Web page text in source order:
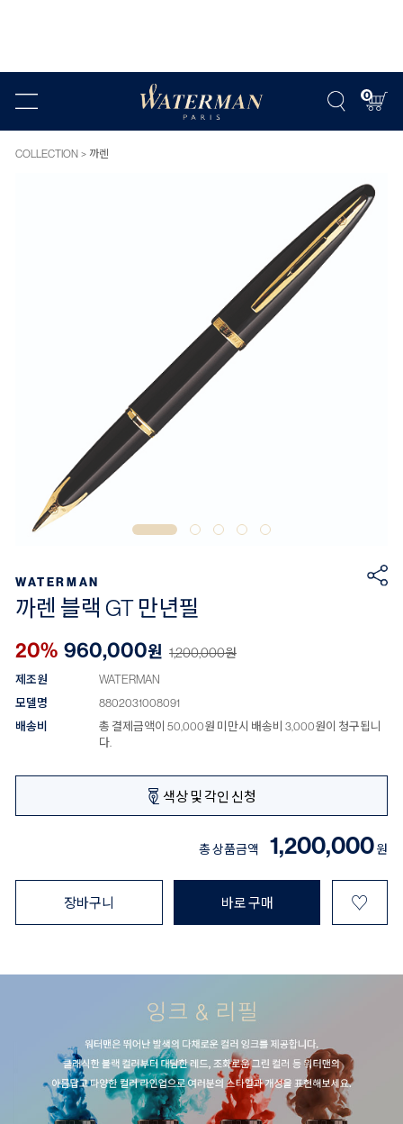
0
COLLECTION 까렌
WATERMAN
까렌 블랙 GT 만년필
20% 960,000원 1,200,000원
제조원
WATERMAN
모델명
8802031008091
배송비
총 결제금액이 50,000원 미만시 배송비 3,000원이 청구됩니
다.
색상 및 각인 신청
총 상품금액 1,200,000원
장바구니 바로 구매 ♡